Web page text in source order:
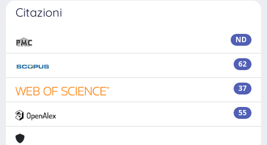
Citazioni
ND
62
37
55